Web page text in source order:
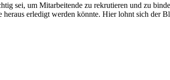
sei, um Mitarbeitende zu rekrutieren und zu
erledigt werden könnte. Hier lohnt sich der